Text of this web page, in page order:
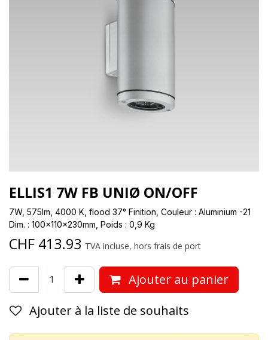
ELLIS1 7W FB UNIØ ON/OFF
7W, 575lm, 4000 K, flood 37° Finition, Couleur : Aluminium -21
Dim. : 100x110x230mm, Poids : 0,9 Kg
CHF 413.93 TVA incluse, hors frais de port
Ajouter au panier
Ajouter à la liste de souhaits